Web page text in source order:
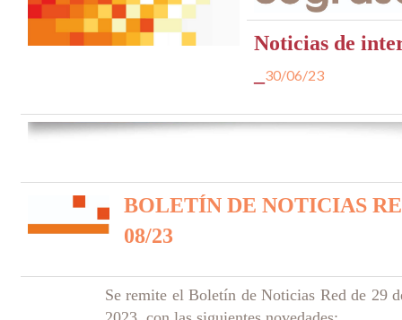
Noticias de
30/06/23
BOLETÍN DE NOTICIAS
08/23
Se remite el Boletín de Noticias Red de 29